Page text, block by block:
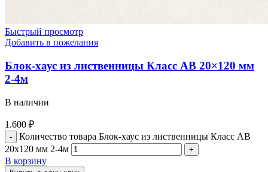
Быстрый просмотр
Добавить в пожелания
Блок-хаус из лиственницы Класс АВ 20×120 мм
2-4м
В наличии
1.600 ₽
Количество товара Блок-хаус из лиственницы Класс АВ
20x120 мм 2-4м
В корзину